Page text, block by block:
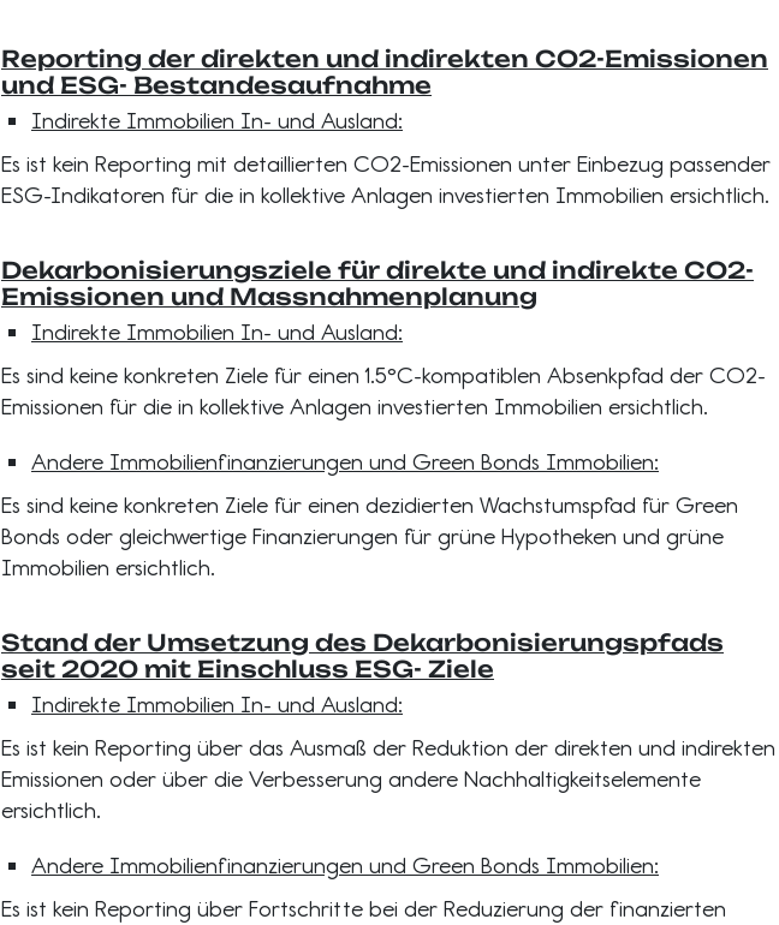
Reporting der direkten und indirekten CO2-Emissionen
und ESG- Bestandesaufnahme
Indirekte Immobilien In- und Ausland:
Es ist kein Reporting mit detaillierten CO2-Emissionen unter Einbezug passender
ESG-Indikatoren für die in kollektive Anlagen investierten Immobilien ersichtlich.
Dekarbonisierungsziele für direkte und indirekte CO2-
Emissionen und Massnahmenplanung
Indirekte Immobilien In- und Ausland:
Es sind keine konkreten Ziele für einen 1.5°C-kompatiblen Absenkpfad der CO2-
Emissionen für die in kollektive Anlagen investierten Immobilien ersichtlich.
Andere Immobilienfinanzierungen und Green Bonds Immobilien:
Es sind keine konkreten Ziele für einen dezidierten Wachstumspfad für Green
Bonds oder gleichwertige Finanzierungen für grüne Hypotheken und grüne
Immobilien ersichtlich.
Stand der Umsetzung des Dekarbonisierungspfads
seit 2020 mit Einschluss ESG- Ziele
Indirekte Immobilien In- und Ausland:
Es ist kein Reporting über das Ausmaß der Reduktion der direkten und indirekten
Emissionen oder über die Verbesserung andere Nachhaltigkeitselemente
ersichtlich.
Andere Immobilienfinanzierungen und Green Bonds Immobilien:
Es ist kein Reporting über Fortschritte bei der Reduzierung der finanzierten